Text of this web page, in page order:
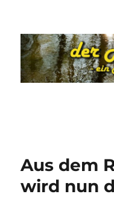
Aus dem
wird nun